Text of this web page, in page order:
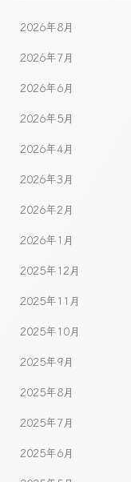
2026年8月
2026年7月
2026年6月
2026年5月
2026年4月
2026年3月
2026年2月
2026年1月
2025年12月
2025年11月
2025年10月
2025年9月
2025年8月
2025年7月
2025年6月